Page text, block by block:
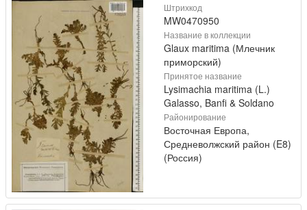
Штрихкод
MW0470950
Название в коллекции
Glaux maritima (Млечник
приморский)
Принятое название
Lysimachia maritima (L.)
Galasso, Banfi & Soldano
Районирование
Восточная Европа,
Средневолжский район (E8)
(Россия)